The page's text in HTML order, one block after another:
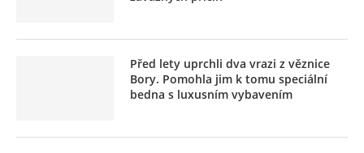
Před lety uprchli dva vrazi z věznice
Bory. Pomohla jim k tomu speciální
bedna s luxusním vybavením